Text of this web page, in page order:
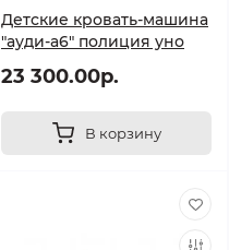
Детские кровать-машина
"ауди-а6" полиция уно
23 300.00р.
В корзину